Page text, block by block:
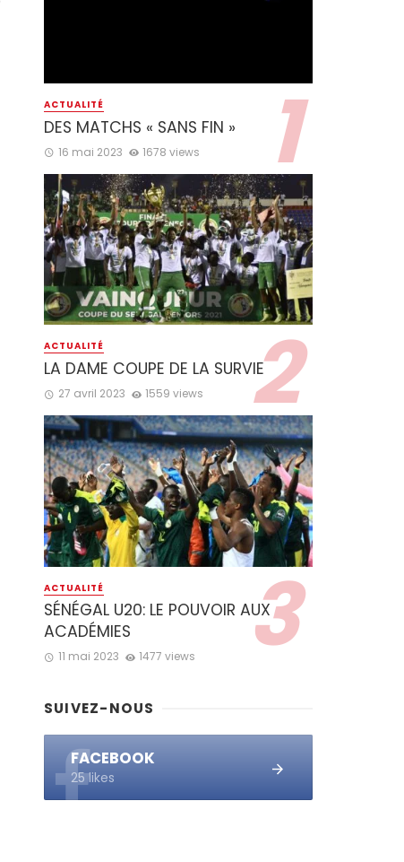
ACTUALITÉ
DES MATCHS « SANS FIN »
16 mai 2023 1678 views
ACTUALITÉ
LA DAME COUPE DE LA SURVIE
27 avril 2023 1559 views
ACTUALITÉ
SÉNÉGAL U20: LE POUVOIR AUX
ACADÉMIES
11 mai 2023 1477 views
SUIVEZ-NOUS
FACEBOOK
25 likes